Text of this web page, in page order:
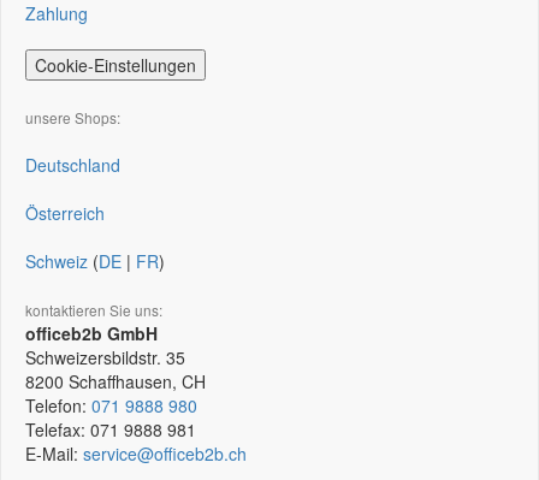
Zahlung
Cookie-Einstellungen
unsere Shops:
Deutschland
Österreich
Schweiz (DE | FR)
kontaktieren Sie uns:
officeb2b GmbH
Schweizersbildstr. 35
8200 Schaffhausen, CH
Telefon: 071 9888 980
Telefax: 071 9888 981
E-Mail: service@officeb2b.ch